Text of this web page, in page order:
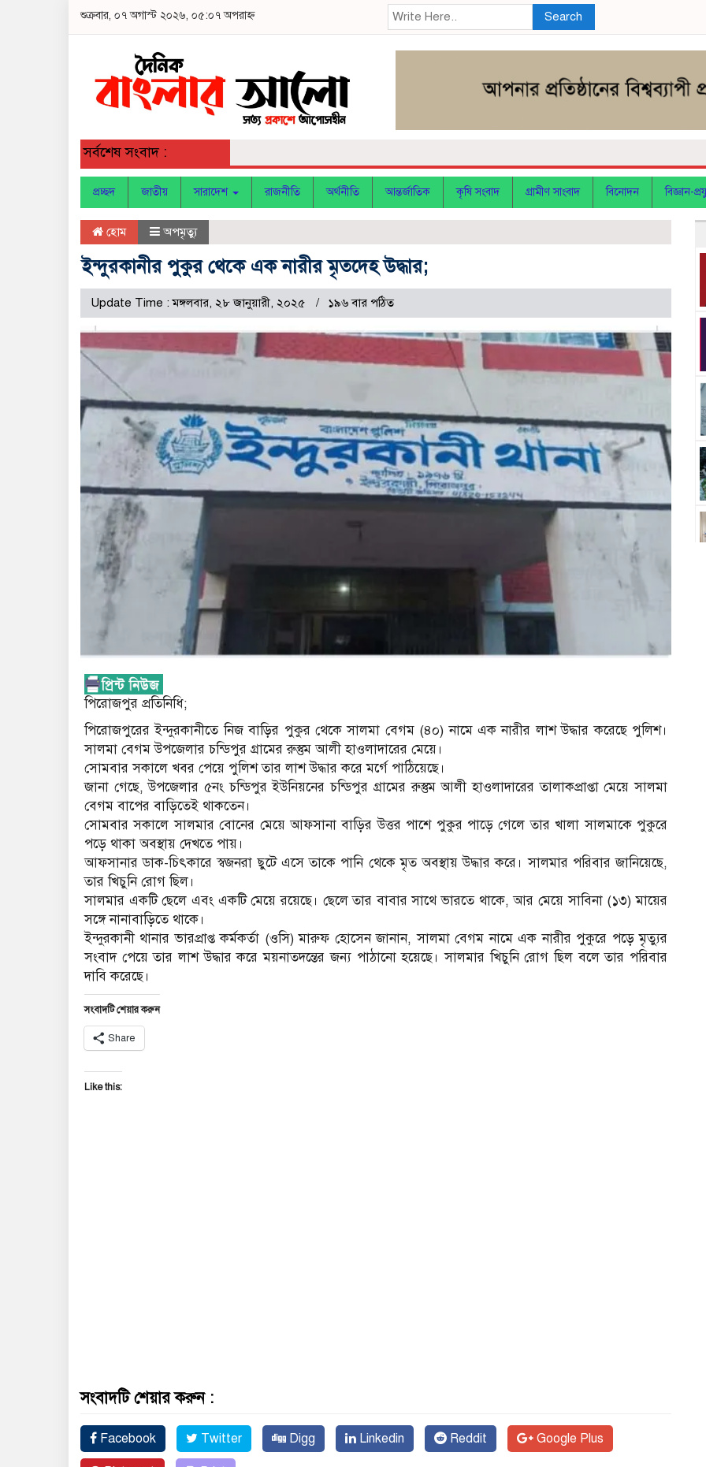
শুক্রবার, ০৭ অগাস্ট ২০২৬, ০৫:০৭ অপরাহ্ন Search
সর্বশেষ সংবাদ :
প্রচ্ছদ জাতীয় সারাদেশ রাজনীতি অর্থনীতি আন্তর্জাতিক কৃষি সংবাদ গ্রামীণ সাংবাদ বিনোদন বিজ্ঞান-
হোম অপমৃত্যু
ইন্দুরকানীর পুকুর থেকে এক নারীর মৃতদেহ উদ্ধার;
Update Time : মঙ্গলবার, ২৮ জানুয়ারী, ২০২৫ ১৯৬ বার পঠিত
পিরোজপুর প্রতিনিধি;
পিরোজপুরের ইন্দুরকানীতে নিজ বাড়ির পুকুর থেকে সালমা বেগম (৪০) নামে এক নারীর লাশ উদ্ধার করেছে পুলিশ।
সালমা বেগম উপজেলার চন্ডিপুর গ্রামের রুস্তুম আলী হাওলাদারের মেয়ে।
সোমবার সকালে খবর পেয়ে পুলিশ তার লাশ উদ্ধার করে মর্গে পাঠিয়েছে।
জানা গেছে, উপজেলার ৫নং চন্ডিপুর ইউনিয়নের চন্ডিপুর গ্রামের রুস্তুম আলী হাওলাদারের তালাকপ্রাপ্তা মেয়ে সালমা
বেগম বাপের বাড়িতেই থাকতেন।
সোমবার সকালে সালমার বোনের মেয়ে আফসানা বাড়ির উত্তর পাশে পুকুর পাড়ে গেলে তার খালা সালমাকে পুকুরে
পড়ে থাকা অবস্থায় দেখতে পায়।
আফসানার ডাক-চিৎকারে স্বজনরা ছুটে এসে তাকে পানি থেকে মৃত অবস্থায় উদ্ধার করে। সালমার পরিবার জানিয়েছে,
তার খিচুনি রোগ ছিল।
সালমার একটি ছেলে এবং একটি মেয়ে রয়েছে। ছেলে তার বাবার সাথে ভারতে থাকে, আর মেয়ে সাবিনা (১৩) মায়ের
সঙ্গে নানাবাড়িতে থাকে।
ইন্দুরকানী থানার ভারপ্রাপ্ত কর্মকর্তা (ওসি) মারুফ হোসেন জানান, সালমা বেগম নামে এক নারীর পুকুরে পড়ে মৃত্যুর
সংবাদ পেয়ে তার লাশ উদ্ধার করে ময়নাতদন্তের জন্য পাঠানো হয়েছে। সালমার খিচুনি রোগ ছিল বলে তার পরিবার
দাবি করেছে।
সংবাদটি শেয়ার করুন
Share
Like this:
সংবাদটি শেয়ার করুন :
Facebook Twitter Digg Linkedin Reddit Google Plus